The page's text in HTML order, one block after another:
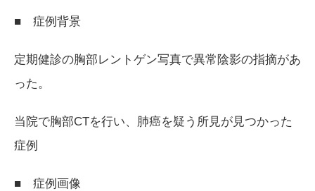
■ 症例背景
定期健診の胸部レントゲン写真で異常陰影の指摘があ
った。
当院で胸部CTを行い、肺癌を疑う所見が見つかった
症例
■ 症例画像